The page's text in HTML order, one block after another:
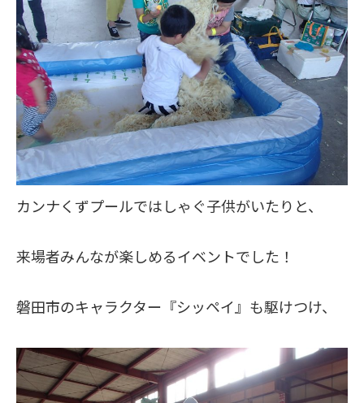
カンナくずプールではしゃぐ子供がいたりと、
来場者みんなが楽しめるイベントでした！
磐田市のキャラクター『シッペイ』も駆けつけ、